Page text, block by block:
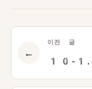
←
이전 글
10-1.